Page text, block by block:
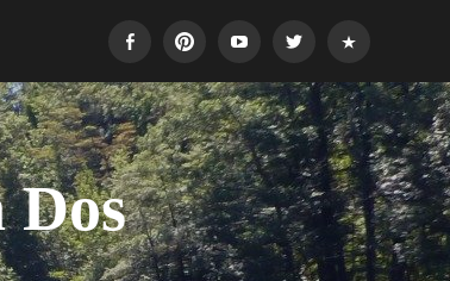
FacebookPinterestYoutubeTwitter Login
Dos